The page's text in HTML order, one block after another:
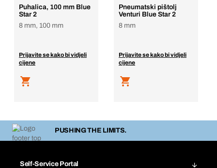
Puhalica, 100 mm Blue
Star 2
8 mm, 100 mm
Prijavite se kako bi vidjeli
cijene
Pneumatski pištolj
Venturi Blue Star 2
8 mm
Prijavite se kako bi vidjeli
cijene
PUSHING THE LIMITS.
Self-Service Portal